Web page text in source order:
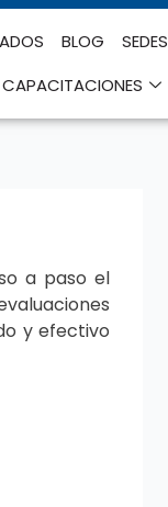
BLOG
SEDES
CAPACITACIONES
a paso el
y efectivo